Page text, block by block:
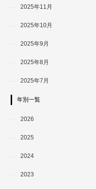
2025年11月
2025年10月
2025年9月
2025年8月
2025年7月
年別一覧
2026
2025
2024
2023